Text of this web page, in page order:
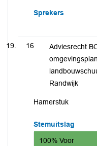
Sprekers
16
Adviesrecht
Randwijk
Hamerstuk
Stemuitslag
100% Voor